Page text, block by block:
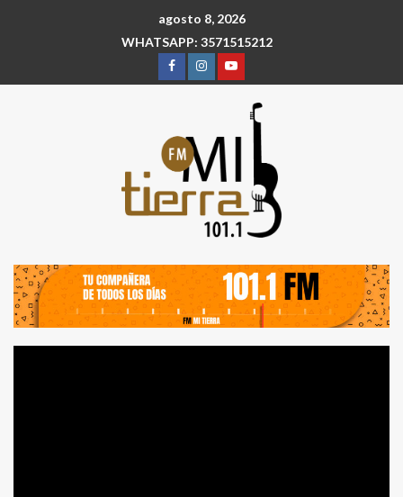
agosto 8, 2026
WHATSAPP: 3571515212